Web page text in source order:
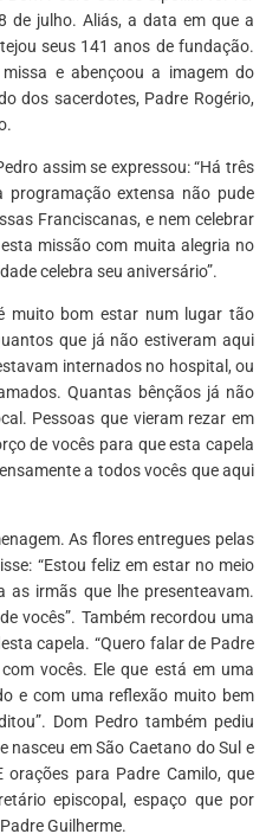
de julho. Aliás, a data em que a
seus 141 anos de fundação.
e abençoou a imagem do
dos sacerdotes, Padre Rogério,
assim se expressou: “Há três
extensa não pude
Franciscanas, e nem celebrar
missão com muita alegria no
celebra seu aniversário”.
muito bom estar num lugar tão
que já não estiveram aqui
internados no hospital, ou
Quantas bênçãos já não
Pessoas que vieram rezar em
de vocês para que esta capela
a todos vocês que aqui
As flores entregues pelas
“Estou feliz em estar no meio
as irmãs que lhe presenteavam.
vocês”. Também recordou uma
capela. “Quero falar de Padre
vocês. Ele que está em uma
e com uma reflexão muito bem
Dom Pedro também pediu
nasceu em São Caetano do Sul e
para Padre Camilo, que
episcopal, espaço que por
Guilherme.